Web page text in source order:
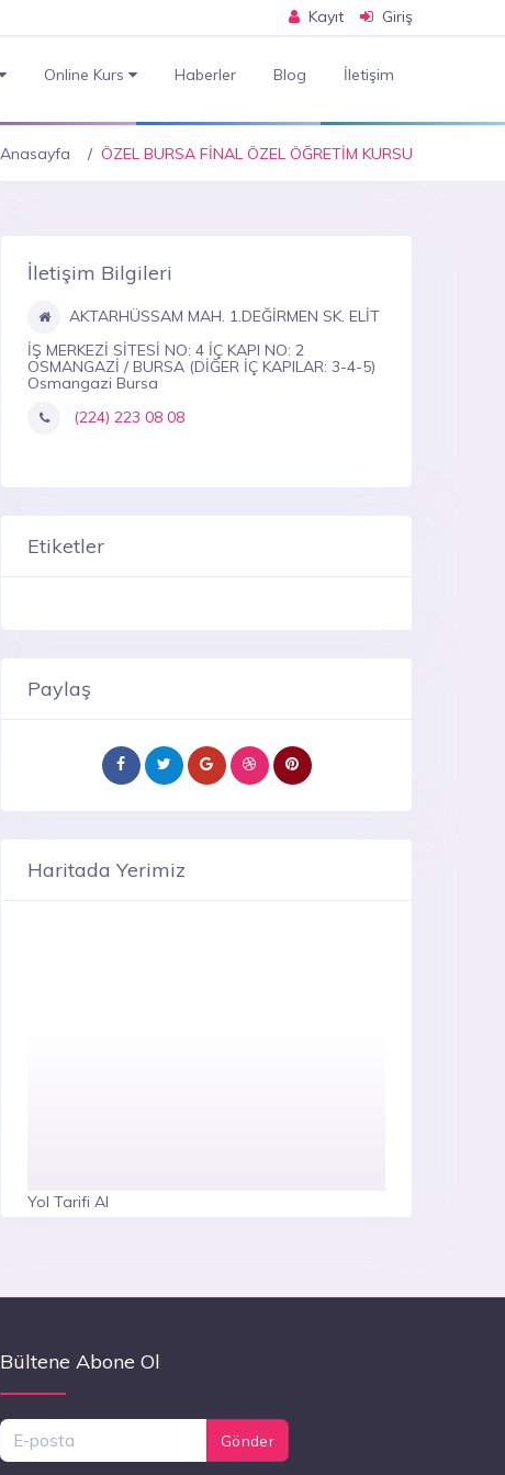
Kayıt Giriş
Online Kurs Haberler Blog İletişim
Anasayfa ÖZEL BURSA FİNAL ÖZEL ÖĞRETİM KURSU
İletişim Bilgileri
AKTARHÜSSAM MAH. 1.DEĞİRMEN SK. ELİT
İŞ MERKEZİ SİTESİ NO: 4 İÇ KAPI NO: 2
OSMANGAZİ / BURSA (DİĞER İÇ KAPILAR: 3-4-5)
Osmangazi Bursa
(224) 223 08 08
Etiketler
Paylaş
Haritada Yerimiz
Yol Tarifi Al
Bültene Abone Ol
Gönder